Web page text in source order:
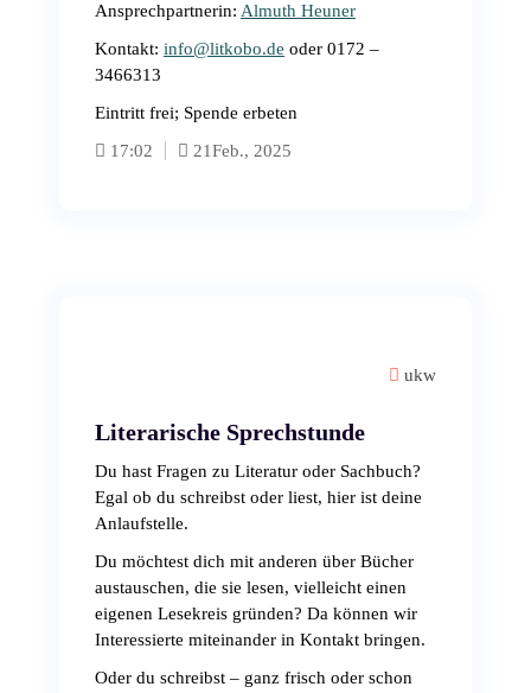
Ansprechpartnerin: Almuth Heuner
Kontakt: info@litkobo.de oder 0172 –
3466313
Eintritt frei; Spende erbeten
17:02
21Feb., 2025
ukw
Literarische Sprechstunde
Du hast Fragen zu Literatur oder Sachbuch?
Egal ob du schreibst oder liest, hier ist deine
Anlaufstelle.
Du möchtest dich mit anderen über Bücher
austauschen, die sie lesen, vielleicht einen
eigenen Lesekreis gründen? Da können wir
Interessierte miteinander in Kontakt bringen.
Oder du schreibst – ganz frisch oder schon